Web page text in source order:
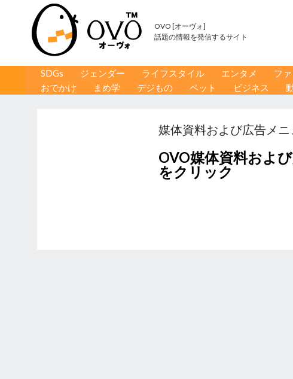
OVO [オーヴォ]
話題の情報を発信するサイト
コンテンツへ移動
SDGs ジェンダー ライフスタイル エンタメ フ
おでかけ
まめ学 デジもの ペット ビジネス
媒体資料および広告メニ
OVO媒体資料およ
をクリック